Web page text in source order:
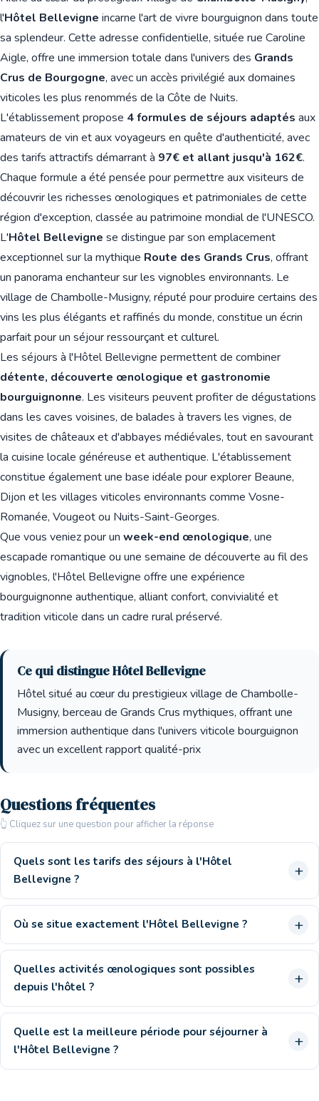
l'Hôtel Bellevigne incarne l'art de vivre bourguignon dans toute
sa splendeur. Cette adresse confidentielle, située rue Caroline
Aigle, offre une immersion totale dans l'univers des Grands
Crus de Bourgogne, avec un accès privilégié aux domaines
viticoles les plus renommés de la Côte de Nuits.
L'établissement propose 4 formules de séjours adaptés aux
amateurs de vin et aux voyageurs en quête d'authenticité, avec
des tarifs attractifs démarrant à 97€ et allant jusqu'à 162€.
Chaque formule a été pensée pour permettre aux visiteurs de
découvrir les richesses œnologiques et patrimoniales de cette
région d'exception, classée au patrimoine mondial de l'UNESCO.
L'Hôtel Bellevigne se distingue par son emplacement
exceptionnel sur la mythique Route des Grands Crus, offrant
un panorama enchanteur sur les vignobles environnants. Le
village de Chambolle-Musigny, réputé pour produire certains des
vins les plus élégants et raffinés du monde, constitue un écrin
parfait pour un séjour ressourçant et culturel.
Les séjours à l'Hôtel Bellevigne permettent de combiner
détente, découverte œnologique et gastronomie
bourguignonne. Les visiteurs peuvent profiter de dégustations
dans les caves voisines, de balades à travers les vignes, de
visites de châteaux et d'abbayes médiévales, tout en savourant
la cuisine locale généreuse et authentique. L'établissement
constitue également une base idéale pour explorer Beaune,
Dijon et les villages viticoles environnants comme Vosne-
Romanée, Vougeot ou Nuits-Saint-Georges.
Que vous veniez pour un week-end œnologique, une
escapade romantique ou une semaine de découverte au fil des
vignobles, l'Hôtel Bellevigne offre une expérience
bourguignonne authentique, alliant confort, convivialité et
tradition viticole dans un cadre rural préservé.
Ce qui distingue Hôtel Bellevigne
Hôtel situé au cœur du prestigieux village de Chambolle-
Musigny, berceau de Grands Crus mythiques, offrant une
immersion authentique dans l'univers viticole bourguignon
avec un excellent rapport qualité-prix
Questions fréquentes
👆 Cliquez sur une question pour afficher la réponse
Quels sont les tarifs des séjours à l'Hôtel
Bellevigne ?
Où se situe exactement l'Hôtel Bellevigne ?
Quelles activités œnologiques sont possibles
depuis l'hôtel ?
Quelle est la meilleure période pour séjourner à
l'Hôtel Bellevigne ?